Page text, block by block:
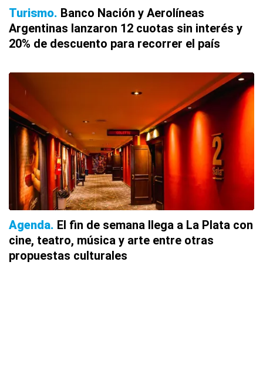
Turismo Banco Nación y Aerolíneas
Argentinas lanzaron 12 cuotas sin interés y
20% de descuento para recorrer el país
Agenda El fin de semana llega a La Plata con
cine, teatro, música y arte entre otras
propuestas culturales